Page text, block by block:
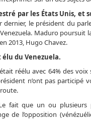
par les États Unis, et
dernier, le président du
Maduro poursuit
2013, Hugo Chavez.
du Venezuela.
réélu avec 64% des
n’ont pas participé
fait que un ou plusieurs
de l’opposition